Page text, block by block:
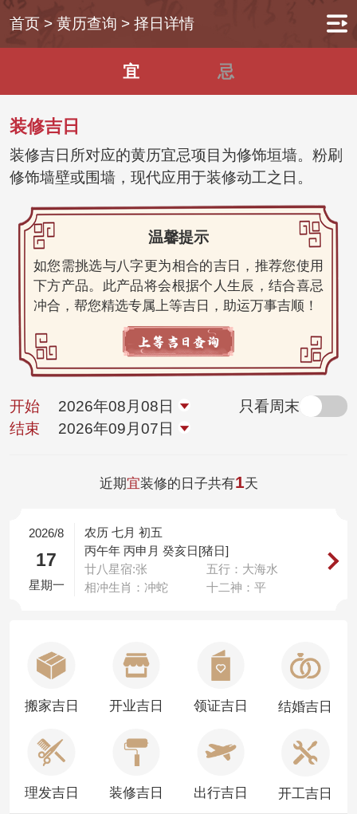
首页> 黄历查询 > 择日详情
宜 忌
装修吉日
装修吉日所对应的黄历宜忌项目为修饰垣墙。粉刷
修饰墙壁或围墙，现代应用于装修动工之日。
温馨提示
如您需挑选与八字更为相合的吉日，推荐您使用
下方产品。此产品将会根据个人生辰，结合喜忌
冲合，帮您精选专属上等吉日，助运万事吉顺！
开始
2026年08月08日
结束
2026年09月07日
只看周末
近期宜装修的日子共有1天
2026/8
17
星期一
农历 七月 初五
丙午年 丙申月 癸亥日[猪日]
廿八星宿:张
五行：大海水
相冲生肖：冲蛇
十二神：平
搬家吉日 开业吉日 领证吉日 结婚吉日
理发吉日 装修吉日 出行吉日 开工吉日